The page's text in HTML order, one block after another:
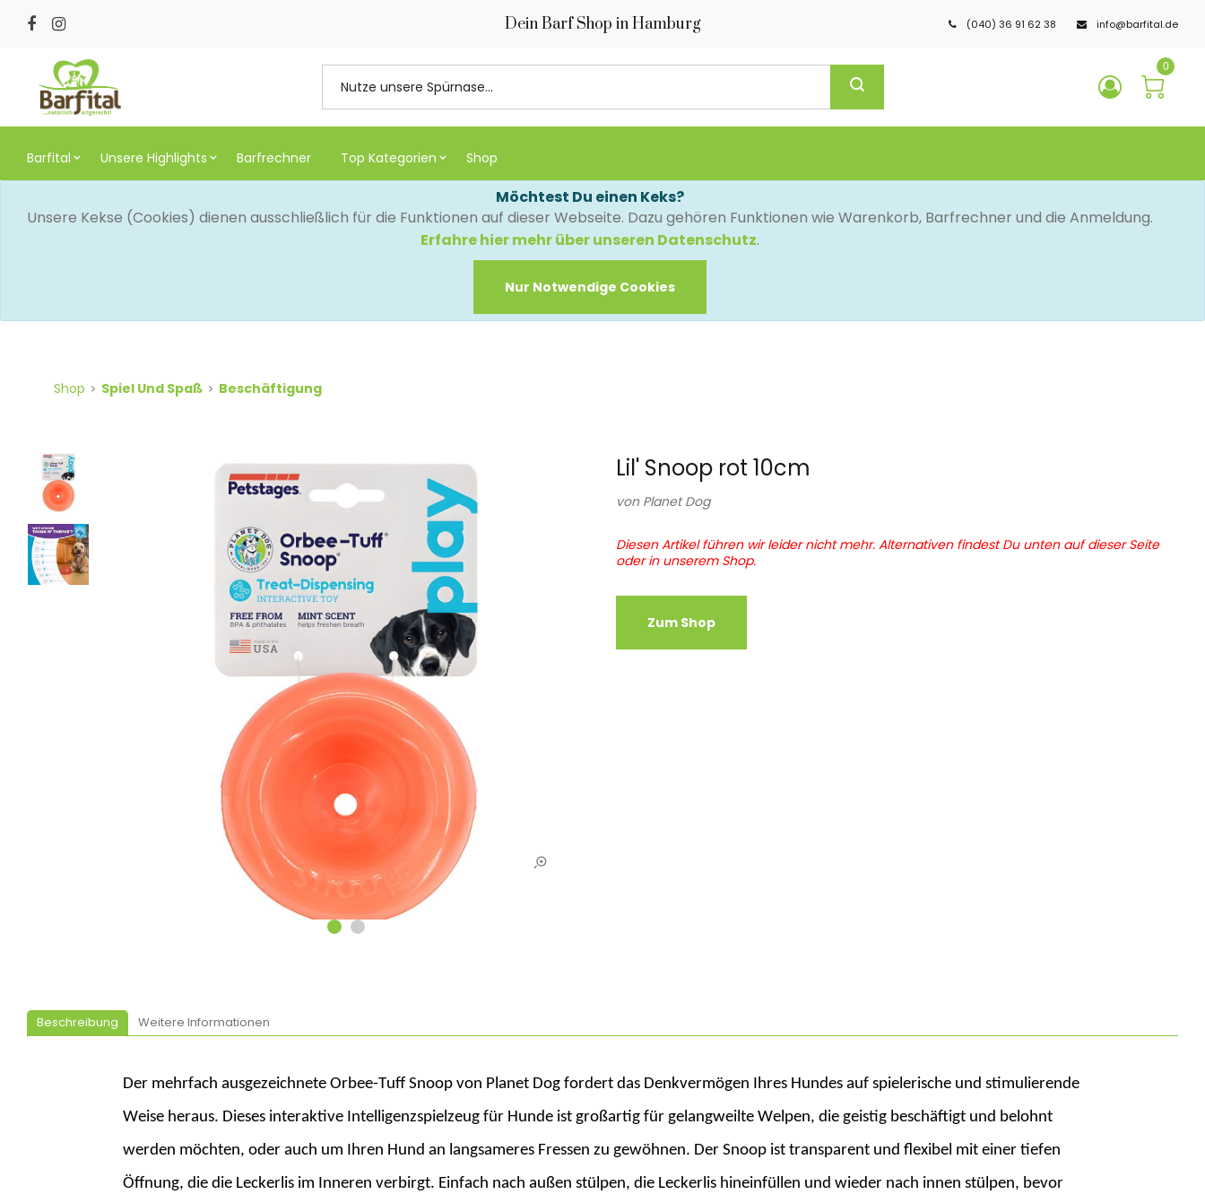
Dein Barf Shop in Hamburg (040) 36 91 62 38 info@barfital.de
0
Barfital Unsere Highlights Barfrechner Top Kategorien Shop
Möchtest Du einen Keks?
Unsere Kekse (Cookies) dienen ausschließlich für die Funktionen auf dieser Webseite. Dazu gehören Funktionen wie Warenkorb, Barfrechner und die Anmeldung.
Erfahre hier mehr über unseren Datenschutz.
Nur Notwendige Cookies
Shop Spiel Und Spaß Beschäftigung
Lil' Snoop rot 10cm
von Planet Dog
Diesen Artikel führen wir leider nicht mehr. Alternativen findest Du unten auf dieser Seite
oder in unserem Shop.
Zum Shop
Beschreibung Weitere Informationen
Der mehrfach ausgezeichnete Orbee-Tuff Snoop von Planet Dog fordert das Denkvermögen Ihres Hundes auf spielerische und stimulierende
Weise heraus. Dieses interaktive Intelligenzspielzeug für Hunde ist großartig für gelangweilte Welpen, die geistig beschäftigt und belohnt
werden möchten, oder auch um Ihren Hund an langsameres Fressen zu gewöhnen. Der Snoop ist transparent und flexibel mit einer tiefen
Öffnung, die die Leckerlis im Inneren verbirgt. Einfach nach außen stülpen, die Leckerlis hineinfüllen und wieder nach innen stülpen, bevor